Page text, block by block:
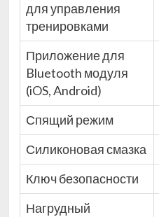
для управления
тренировками
Приложение для
Bluetooth модуля
(iOS, Android)
Спящий режим
Силиконовая смазка
Ключ безопасности
Нагрудный